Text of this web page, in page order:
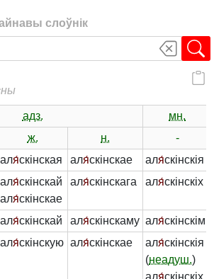
слоўнік
адз.
мн.
ж. н.
-
аля́скінская аля́скінскае аля́скінскія
аля́скінскай
аля́скінскае
аля́скінскага аля́скінскіх
аля́скінскай аля́скінскаму аля́скінскім
аля́скінскую аля́скінскае аля́скінскія
(неадуш.)
аля́скінскіх